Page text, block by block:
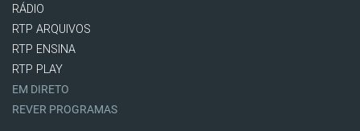
RÁDIO
RTP ARQUIVOS
RTP ENSINA
RTP PLAY
EM DIRETO
REVER PROGRAMAS